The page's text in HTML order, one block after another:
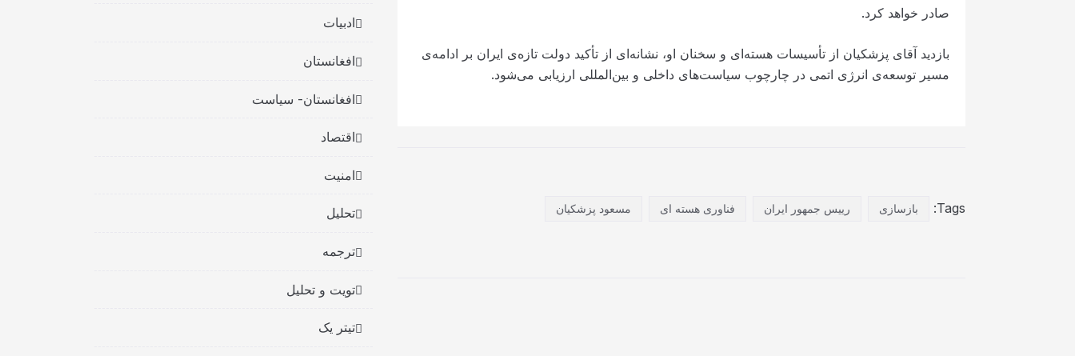
صادر خواهد کرد.
بازدید آقای پزشکیان از تأسیسات هسته‌ای و سخنان او، نشانه‌ای از تأکید دولت تازه‌ی ایران بر ادامه‌ی
مسیر توسعه‌ی انرژی اتمی در چارچوب سیاست‌های داخلی و بین‌المللی ارزیابی می‌شود.
Tags: بازسازی رییس جمهور ایران فناوری هسته ای مسعود پزشکیان
ادبیات
افغانستان
افغانستان- سیاست
اقتصاد
امنیت
تحلیل
ترجمه
تویت و تحلیل
تیتر یک